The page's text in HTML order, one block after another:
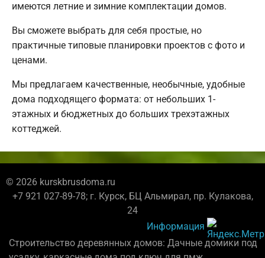
имеются летние и зимние комплектации домов.
Вы сможете выбрать для себя простые, но
практичные типовые планировки проектов с фото и
ценами.
Мы предлагаем качественные, необычные, удобные
дома подходящего формата: от небольших 1-
этажных и бюджетных до больших трехэтажных
коттеджей.
© 2026 kurskbrusdoma.ru
+7 921 027-89-78; г. Курск, БЦ Альмирал, пр. Кулакова,
24
Информация
Строительство деревянных домов: Дачные домики под